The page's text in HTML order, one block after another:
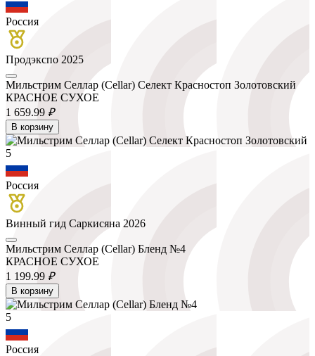
Россия
Продэкспо 2025
Мильстрим Селлар (Cellar) Селект Красностоп Золотовский
КРАСНОЕ СУХОЕ
1 659.99 ₽
В корзину
5
Россия
Винный гид Саркисяна 2026
Мильстрим Селлар (Cellar) Бленд №4
КРАСНОЕ СУХОЕ
1 199.99 ₽
В корзину
5
Россия